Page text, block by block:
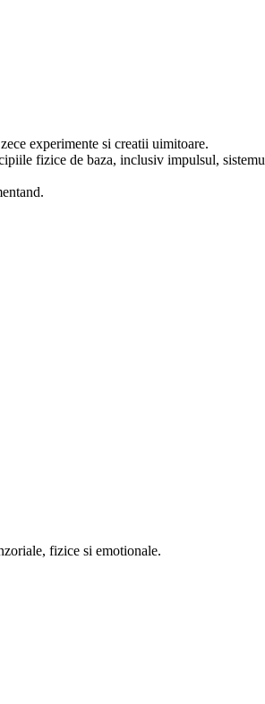
experimente si creatii uimitoare.
fizice de baza, inclusiv impulsul,
fizice si emotionale.